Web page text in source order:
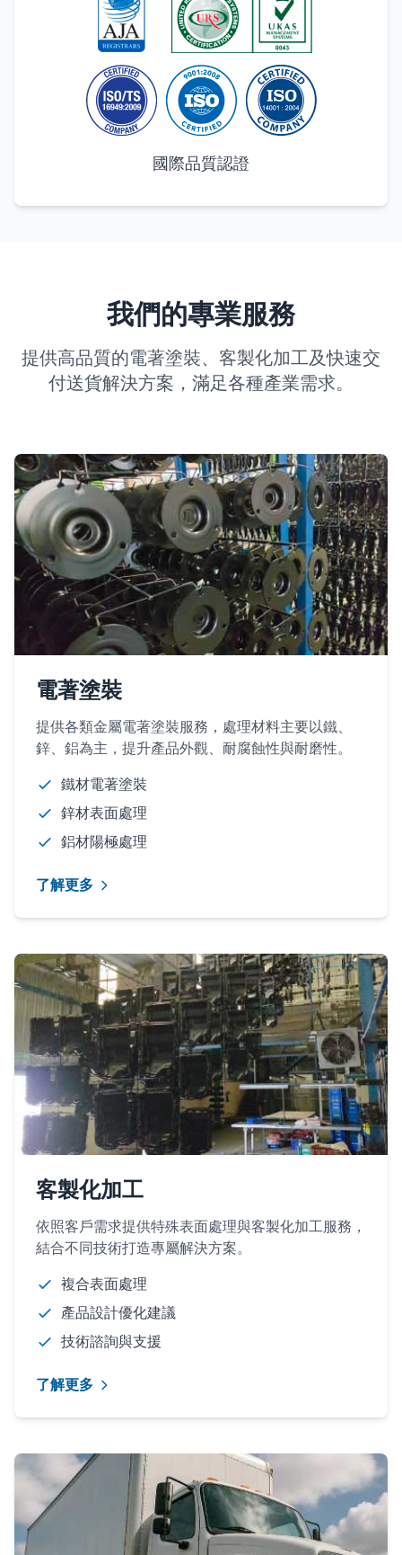
國際品質認證
我們的專業服務
提供高品質的電著塗裝、客製化加工及快速交
付送貨解決方案，滿足各種產業需求。
電著塗裝
提供各類金屬電著塗裝服務，處理材料主要以鐵、
鋅、鋁為主，提升產品外觀、耐腐蝕性與耐磨性。
鐵材電著塗裝
鋅材表面處理
鋁材陽極處理
了解更多
客製化加工
依照客戶需求提供特殊表面處理與客製化加工服務，
結合不同技術打造專屬解決方案。
複合表面處理
產品設計優化建議
技術諮詢與支援
了解更多